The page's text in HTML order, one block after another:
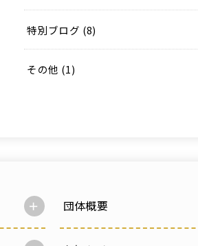
特別ブログ (8)
その他 (1)
団体概要